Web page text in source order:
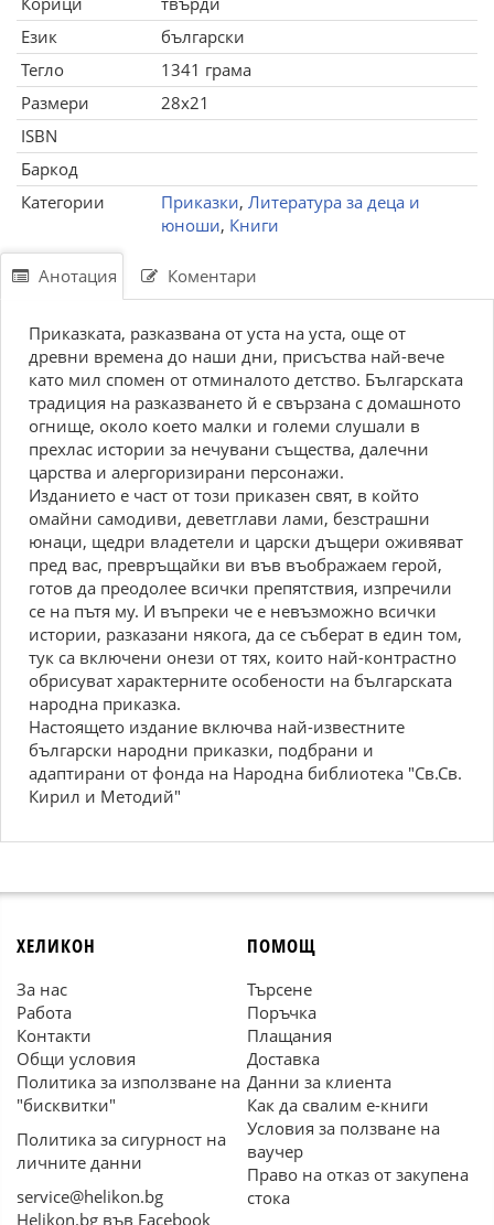
Език
български
Тегло
1341 грама
Размери
28x21
ISBN
Баркод
Категории
Приказки, Литература за деца и
юноши, Книги
Анотация Коментари
Приказката, разказвана от уста на уста, още от
древни времена до наши дни, присъства най-вече
като мил спомен от отминалото детство. Българската
традиция на разказването й е свързана с домашното
огнище, около което малки и големи слушали в
прехлас истории за нечувани същества, далечни
царства и алергоризирани персонажи.
Изданието е част от този приказен свят, в който
омайни самодиви, деветглави лами, безстрашни
юнаци, щедри владетели и царски дъщери оживяват
пред вас, превръщайки ви във въображаем герой,
готов да преодолее всички препятствия, изпречили
се на пътя му. И въпреки че е невъзможно всички
истории, разказани някога, да се съберат в един том,
тук са включени онези от тях, които най-контрастно
обрисуват характерните особености на българската
народна приказка.
Настоящето издание включва най-известните
български народни приказки, подбрани и
адаптирани от фонда на Народна библиотека "Св.Св.
Кирил и Методий"
ХЕЛИКОН
За нас
Работа
Контакти
Общи условия
Политика за използване на
"бисквитки"
Политика за сигурност на
личните данни
service@helikon.bg
Helikon.bg във Facebook
ПОМОЩ
Търсене
Поръчка
Плащания
Доставка
Данни за клиента
Как да свалим е-книги
Условия за ползване на
ваучер
Право на отказ от закупена
стока